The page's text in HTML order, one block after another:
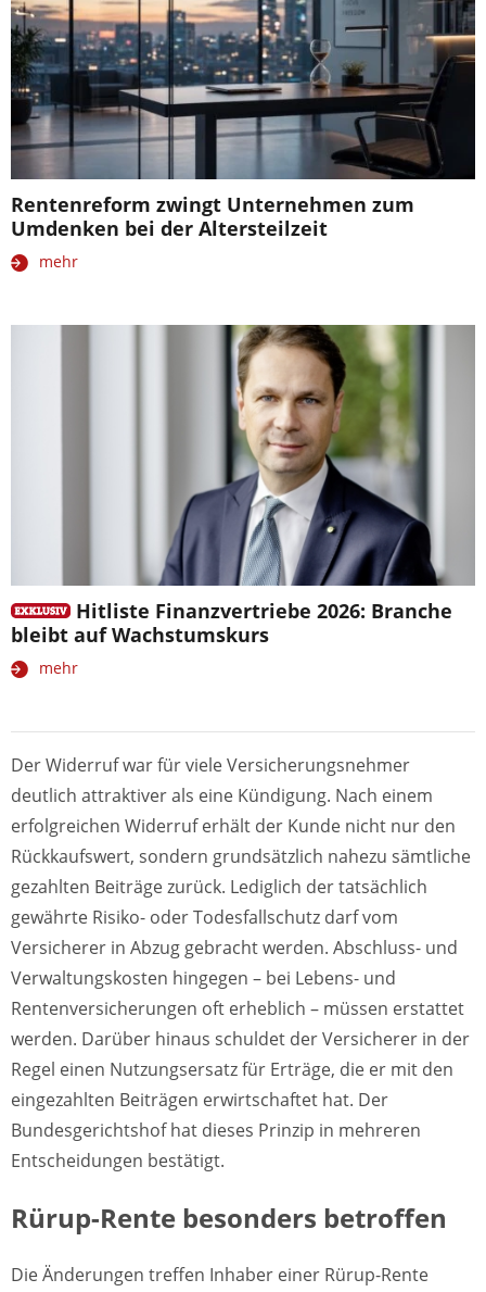
Rentenreform zwingt Unternehmen zum
Umdenken bei der Altersteilzeit
mehr
Hitliste Finanzvertriebe 2026: Branche
bleibt auf Wachstumskurs
mehr
Der Widerruf war für viele Versicherungsnehmer
deutlich attraktiver als eine Kündigung. Nach einem
erfolgreichen Widerruf erhält der Kunde nicht nur den
Rückkaufswert, sondern grundsätzlich nahezu sämtliche
gezahlten Beiträge zurück. Lediglich der tatsächlich
gewährte Risiko- oder Todesfallschutz darf vom
Versicherer in Abzug gebracht werden. Abschluss- und
Verwaltungskosten hingegen – bei Lebens- und
Rentenversicherungen oft erheblich – müssen erstattet
werden. Darüber hinaus schuldet der Versicherer in der
Regel einen Nutzungsersatz für Erträge, die er mit den
eingezahlten Beiträgen erwirtschaftet hat. Der
Bundesgerichtshof hat dieses Prinzip in mehreren
Entscheidungen bestätigt.
Rürup-Rente besonders betroffen
Die Änderungen treffen Inhaber einer Rürup-Rente